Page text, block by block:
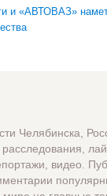
и «АВТОВАЗ»
Челябинска,
видео.